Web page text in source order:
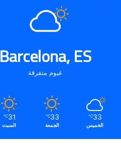
Barcelona, ES
غيوم متفرقة
33
℃
الخميس
33
℃
الجمعة
31
℃
السبت